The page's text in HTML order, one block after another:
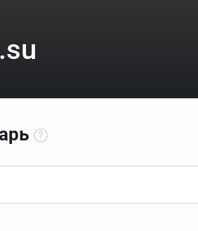
словарём?
вводить слово, значение которого